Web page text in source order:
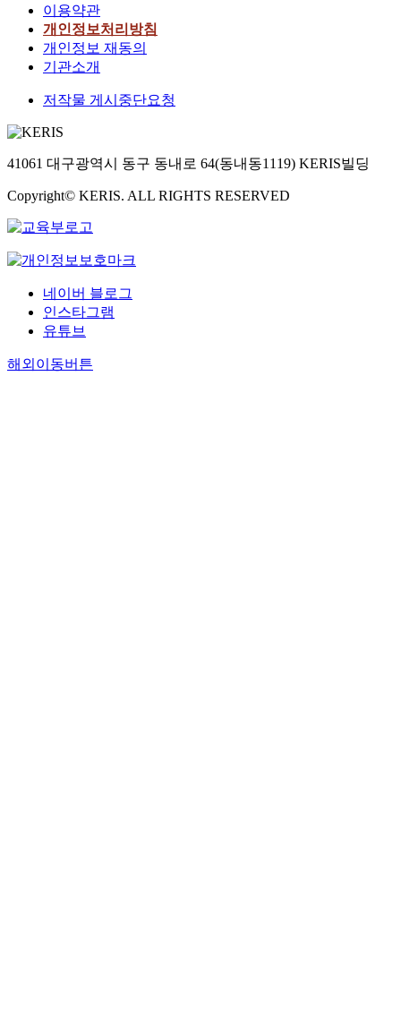
이용약관
개인정보처리방침
개인정보 재동의
기관소개
저작물 게시중단요청
41061 대구광역시 동구 동내로 64(동내동1119) KERIS빌딩
Copyright© KERIS. ALL RIGHTS RESERVED
네이버 블로그
인스타그램
유튜브
해외이동버튼